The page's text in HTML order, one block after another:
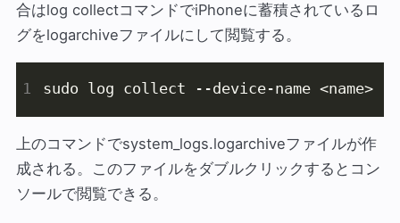
合はlog collectコマンドでiPhoneに蓄積されているロ
グをlogarchiveファイルにして閲覧する。
sudo log collect --device-name <name>
上のコマンドでsystem_logs.logarchiveファイルが作
成される。このファイルをダブルクリックするとコン
ソールで閲覧できる。